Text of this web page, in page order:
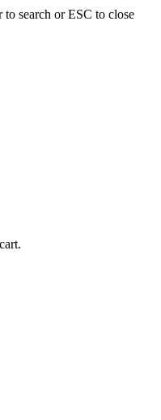
to search or ESC to close